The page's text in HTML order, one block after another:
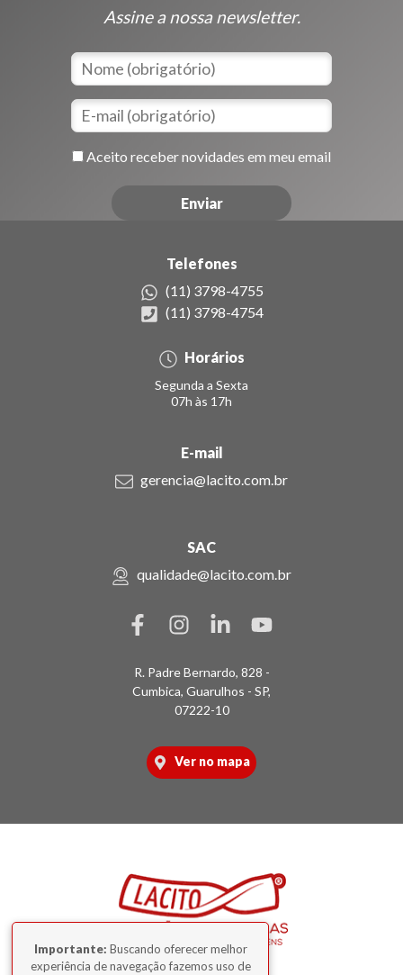
Importante: Buscando oferecer melhor
experiência de navegação fazemos uso de
Assine a nossa newsletter.
Aceito receber novidades em meu email
Telefones
(11) 3798-4755
(11) 3798-4754
Horários
Segunda a Sexta
07h às 17h
E-mail
gerencia@lacito.com.br
SAC
qualidade@lacito.com.br
R. Padre Bernardo, 828 -
Cumbica, Guarulhos - SP,
07222-10
Ver no mapa